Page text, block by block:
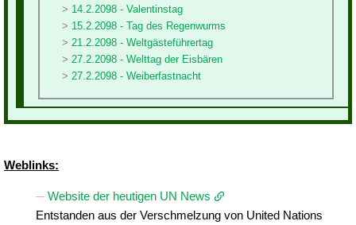
14.2.2098 - Valentinstag
15.2.2098 - Tag des Regenwurms
21.2.2098 - Weltgästeführertag
27.2.2098 - Welttag der Eisbären
27.2.2098 - Weiberfastnacht
Weblinks:
Website der heutigen UN News
Entstanden aus der Verschmelzung von United Nations